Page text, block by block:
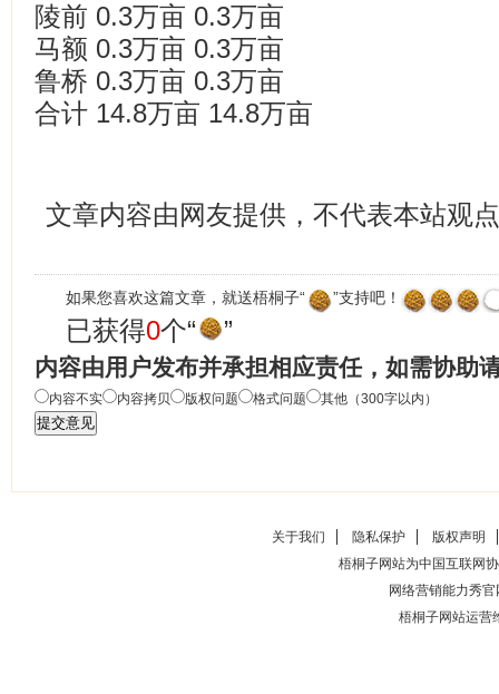
陵前 0.3万亩 0.3万亩
马额 0.3万亩 0.3万亩
鲁桥 0.3万亩 0.3万亩
合计 14.8万亩 14.8万亩
文章内容由网友提供，不代表本站观点
如果您喜欢这篇文章，就送梧桐子“ ”支持吧！
已获得0个“ ”
内容由用户发布并承担相应责任，如需协助
内容不实 内容拷贝 版权问题 格式问题 其他（300字以内）
关于我们 隐私保护
版权声明
梧桐子网站为中国互联网
网络营销能力秀官
梧桐子网站运营